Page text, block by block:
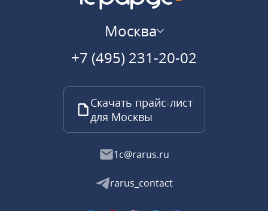
Москва
+7 (495) 231-20-02
Скачать прайс-лист
для Москвы
1c@rarus.ru
rarus_contact